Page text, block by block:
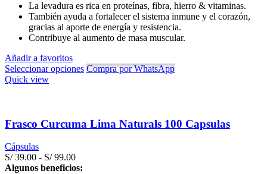
desde
S/ 39.00
hasta
S/ 99.00
La levadura es rica en proteínas, fibra, hierro & vitaminas.
También ayuda a fortalecer el sistema inmune y el corazón,
gracias al aporte de energía y resistencia.
Contribuye al aumento de masa muscular.
Añadir a favoritos
Seleccionar opciones Compra por WhatsApp
Quick view
Frasco Curcuma Lima Naturals 100 Capsulas
Cápsulas
S/39.00 - S/99.00Rango
de
Algunos beneficios: